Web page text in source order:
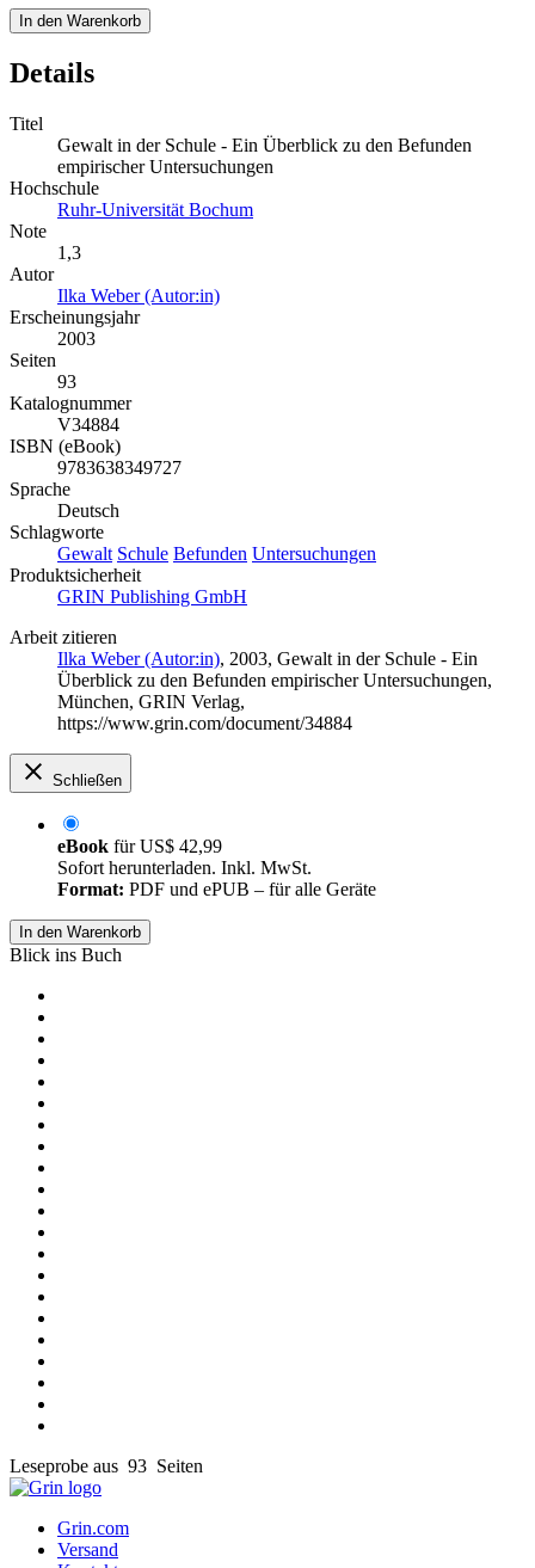
In den Warenkorb
Details
Titel
Gewalt in der Schule - Ein Überblick zu den Befunden
empirischer Untersuchungen
Hochschule
Ruhr-Universität Bochum
Note
1,3
Autor
Ilka Weber (Autor:in)
Erscheinungsjahr
2003
Seiten
93
Katalognummer
V34884
ISBN (eBook)
9783638349727
Sprache
Deutsch
Schlagworte
Gewalt Schule Befunden Untersuchungen
Produktsicherheit
GRIN Publishing GmbH
Arbeit zitieren
Ilka Weber (Autor:in), 2003, Gewalt in der Schule - Ein
Überblick zu den Befunden empirischer Untersuchungen,
München, GRIN Verlag,
https://www.grin.com/document/34884
Schließen
eBook fürUS$ 42,99
Sofort herunterladen. Inkl. MwSt.
Format: PDF und ePUB – für alle Geräte
In den Warenkorb
Blick ins Buch
Leseprobe aus 93 Seiten
Grin.com
Versand